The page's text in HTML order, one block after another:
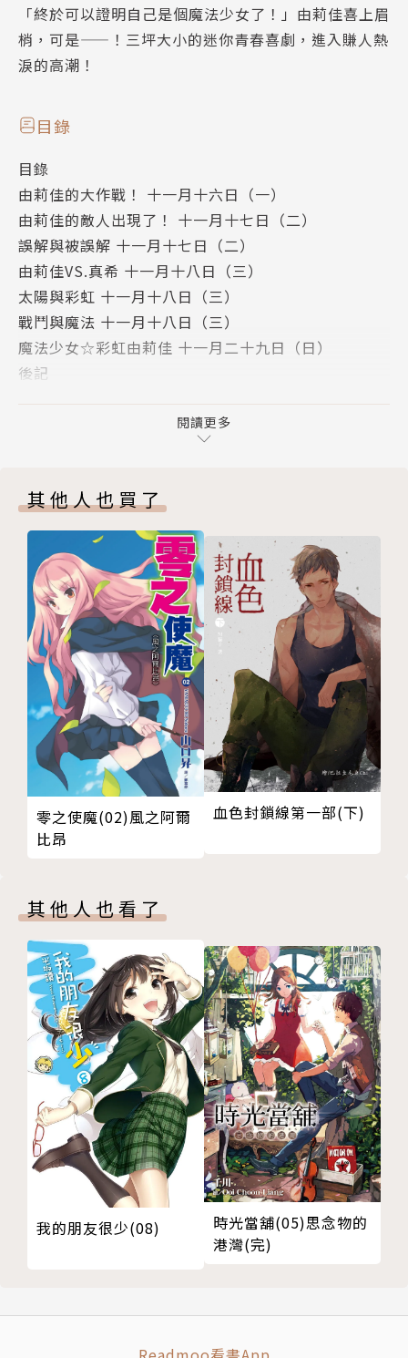
「終於可以證明自己是個魔法少女了！」由莉佳喜上眉
梢，可是——！三坪大小的迷你青春喜劇，進入賺人熱
淚的高潮！
目錄
目錄
由莉佳的大作戰！ 十一月十六日（一）
由莉佳的敵人出現了！ 十一月十七日（二）
誤解與被誤解 十一月十七日（二）
由莉佳VS.真希 十一月十八日（三）
太陽與彩虹 十一月十八日（三）
戰鬥與魔法 十一月十八日（三）
魔法少女☆彩虹由莉佳 十一月二十九日（日）
後記
閱讀更多
其他人也買了
零之使魔(02)風之阿爾
比昂
血色封鎖線第一部(下)
其他人也看了
我的朋友很少(08)
時光當舖(05)思念物的
港灣(完)